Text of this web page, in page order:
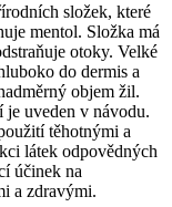
složek, které
mentol. Složka má
otoky. Velké
do dermis a
objem žil.
je uveden v návodu.
těhotnými a
látek odpovědných
účinek na
a zdravými.